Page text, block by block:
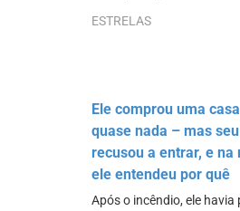
ESTRELAS
Ele comprou uma
quase nada – mas
recusou a entrar, e na
ele entendeu por quê
Após o incêndio, ele